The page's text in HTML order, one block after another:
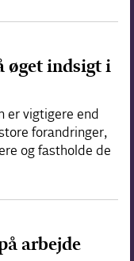
øget indsigt i
er vigtigere end
forandringer,
og fastholde de
arbejde